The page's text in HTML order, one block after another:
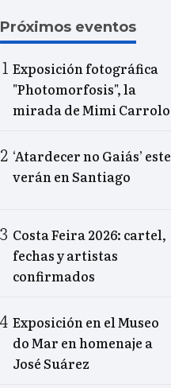
Próximos eventos
Exposición fotográfica
"Photomorfosis", la
mirada de Mimi Carrolo
‘Atardecer no Gaiás’ este
verán en Santiago
Costa Feira 2026: cartel,
fechas y artistas
confirmados
Exposición en el Museo
do Mar en homenaje a
José Suárez